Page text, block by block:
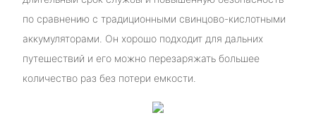
по сравнению с традиционными свинцово-кислотными
аккумуляторами. Он хорошо подходит для дальних
путешествий и его можно перезаряжать большее
количество раз без потери емкости.